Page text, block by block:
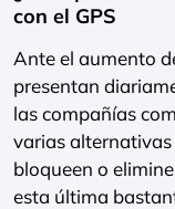
con el GPS
Ante el aumento
presentan
las compañías
varias
bloqueen o
esta última